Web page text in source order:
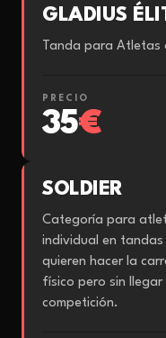
GLADIUS
Tanda para Atletas
PRECIO
35€
SOLDIER
Categoría para
individual en
quieren hacer la
físico pero sin
competición.